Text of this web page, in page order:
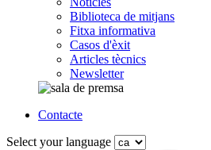
Biblioteca de mitjans
Fitxa informativa
Casos d'èxit
Articles tècnics
Newsletter
Contacte
Select your language